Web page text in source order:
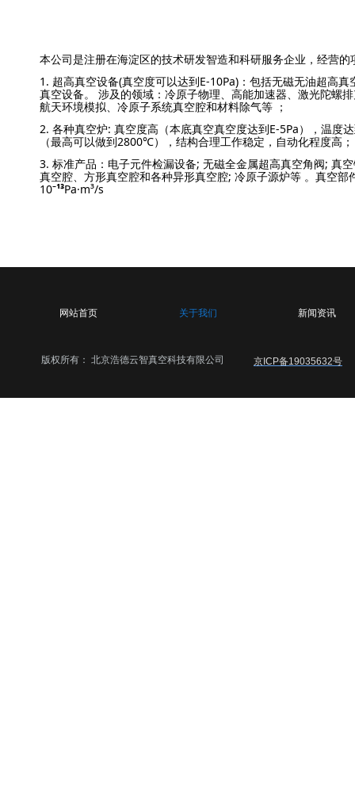
本公司是注册在海淀区的技术研发智造和科研服务企业，经营的
1. 超高真空设备(真空度可以达到E-10Pa)：包括无磁无油超高真
真空设备。 涉及的领域：冷原子物理、高能加速器、激光陀螺
航天环境模拟、冷原子系统真空腔和材料除气等 ；
2. 各种真空炉: 真空度高（本底真空真空度达到E-5Pa），温度
（最高可以做到2800℃），结构合理工作稳定，自动化程度高；
3. 标准产品：电子元件检漏设备; 无磁全金属超高真空角阀; 真
真空腔、方形真空腔和各种异形真空腔; 冷原子源炉等 。真空部
10⁻¹³Pa·m³/s
版权所有： 北京浩德云智真空科技有限公司
网站首页 关于我们 新闻资讯
京ICP备19035632号